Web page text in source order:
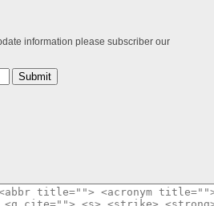
information please subscriber our
Submit